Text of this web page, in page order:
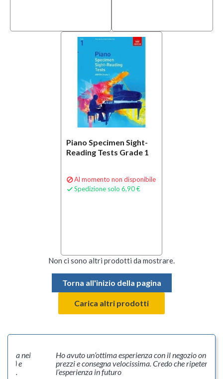
Piano Specimen Sight-
Reading Tests Grade 1
Al momento non disponibile
 Spedizione solo 6,90 €
Non ci sono altri prodotti da mostrare.
Torna all'inizio della pagina
Carica altri prodotti
nei
e
Ho avuto un’ottima esperienza con il negozio on
prezzi e consegna velocissima. Credo che ripeterò
l’esperienza in futuro